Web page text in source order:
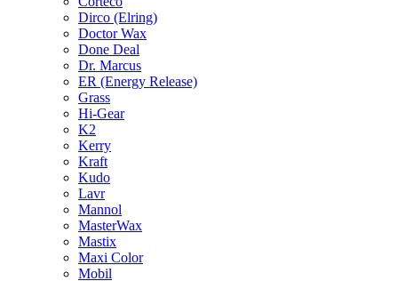
Dirco (Elring)
Doctor Wax
Done Deal
Dr. Marcus
ER (Energy Release)
Grass
Hi-Gear
K2
Kerry
Kraft
Kudo
Lavr
Mannol
MasterWax
Mastix
Maxi Color
Mobil